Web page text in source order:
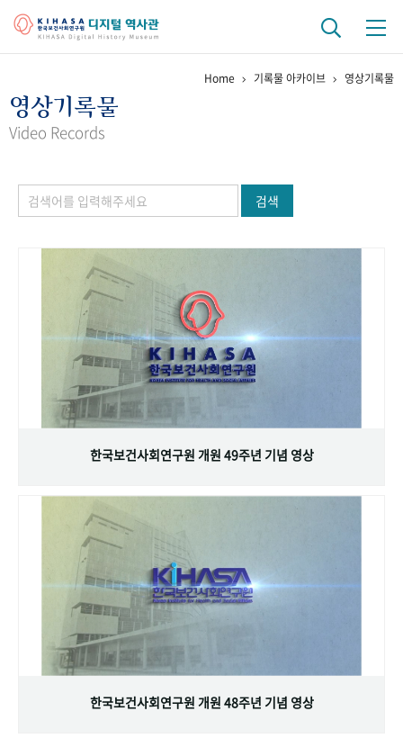
걸어온 길 기관 변천사
정책과 연구 키워드로 보는 연구 역사
연구자들
기록물 아카이브
사진 아카이브 문서 기록물 행정박물 영상 기록물
주년 기념
성과 50선 숫자로 보는 50년
VR 역사관
Home 기록물 아카이브 영상기록물
영상기록물
Video Records
검색
한국보건사회연구원 개원 49주년 기념 영상
한국보건사회연구원 개원 48주년 기념 영상